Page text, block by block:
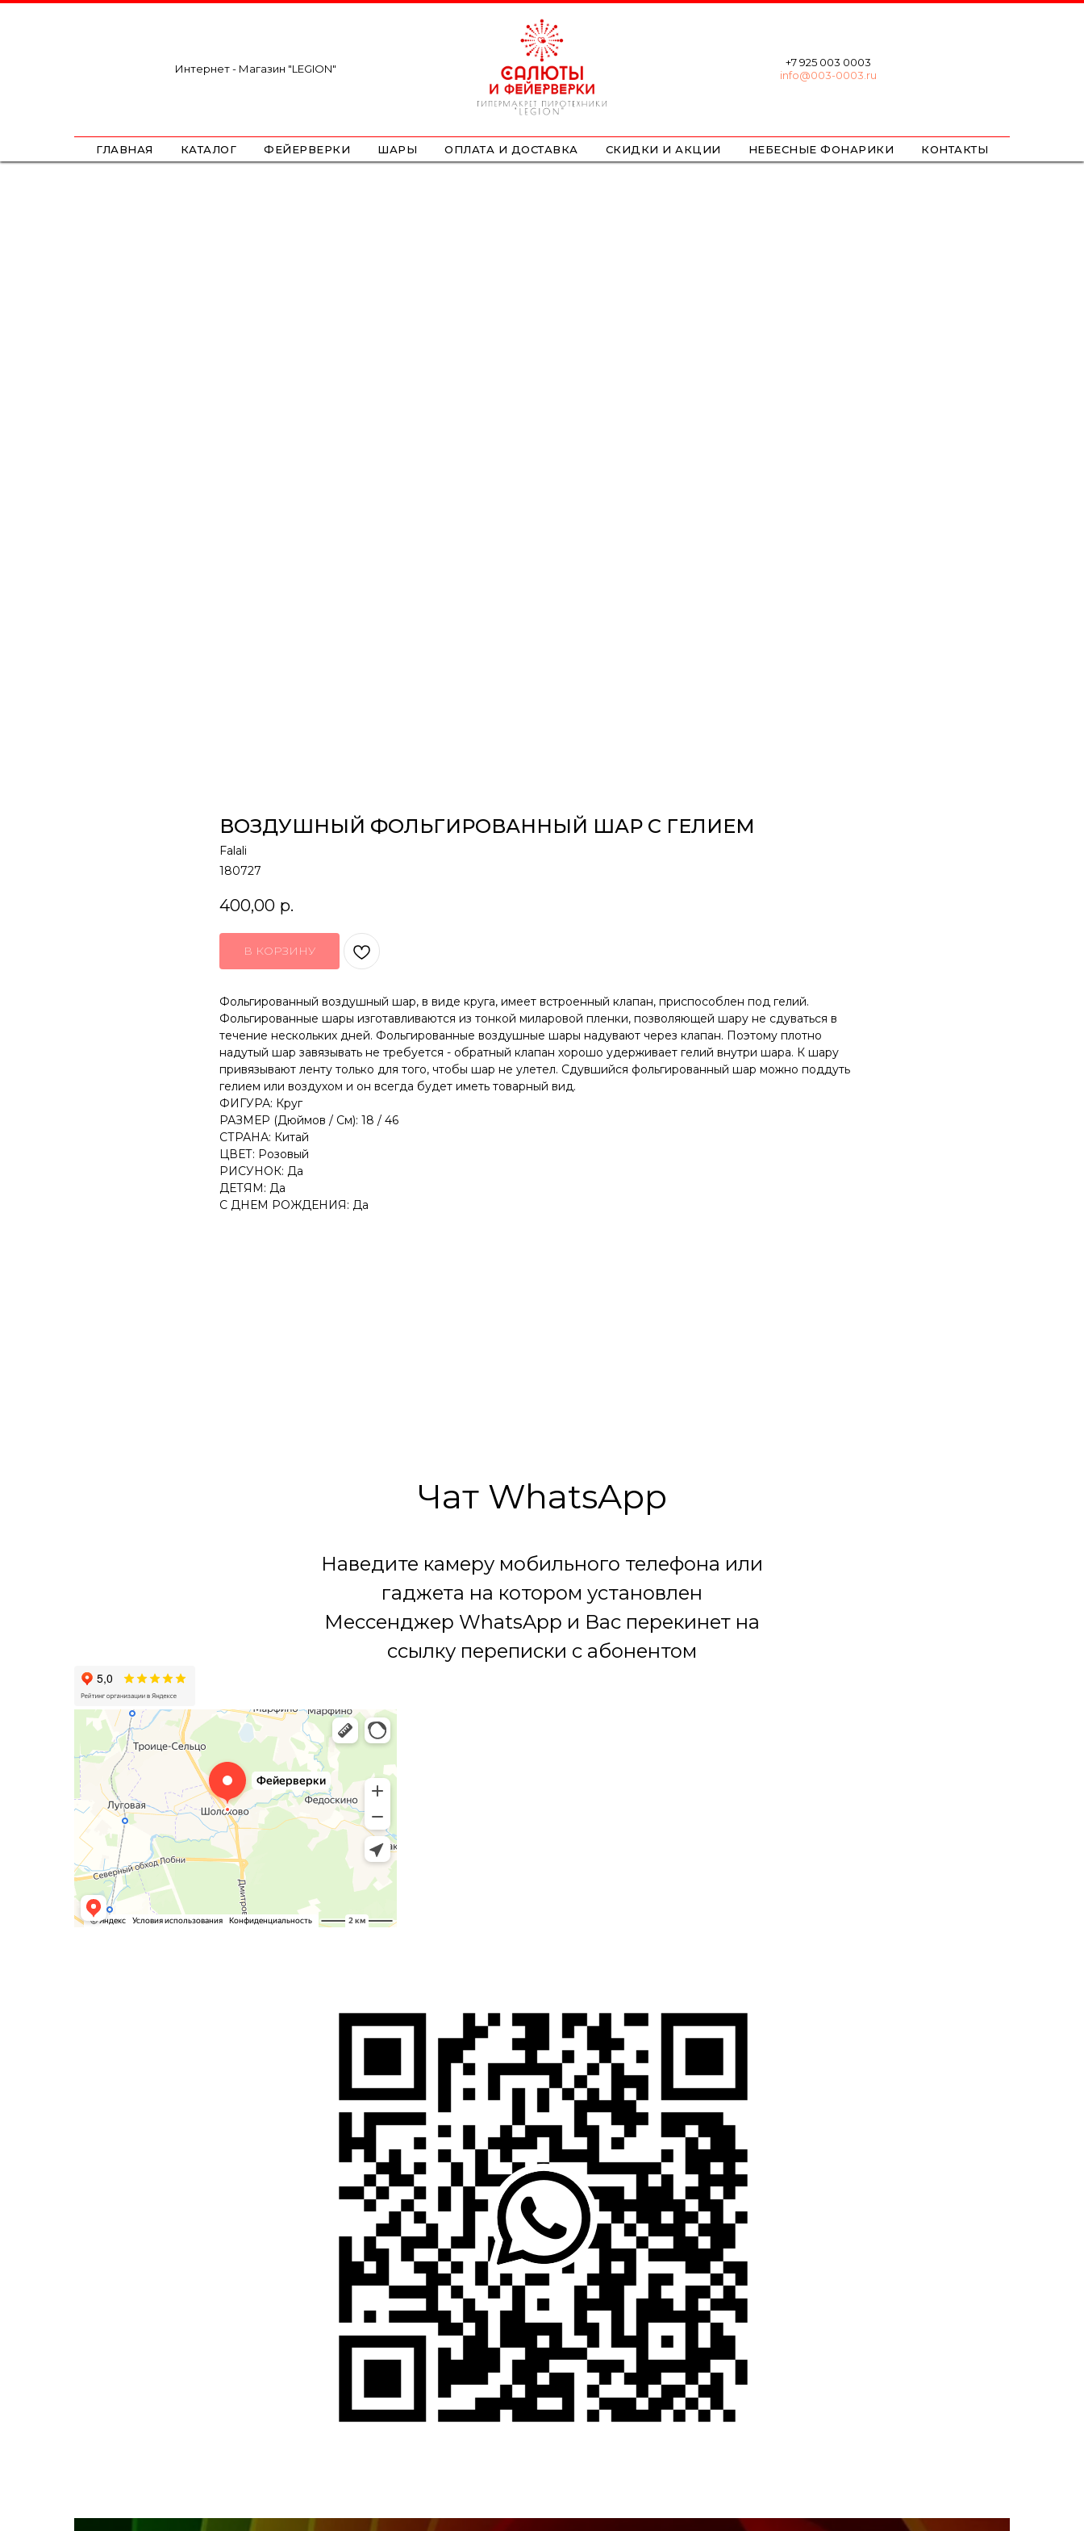
Интернет - Магазин "LEGION"
+7 925 003 0003
info@003-0003.ru
ГЛАВНАЯ КАТАЛОГ ФЕЙЕРВЕРКИ ШАРЫ ОПЛАТА И ДОСТАВКА СКИДКИ И АКЦИИ НЕБЕСНЫЕ ФОНАРИКИ КОНТАКТЫ
ВОЗДУШНЫЙ ФОЛЬГИРОВАННЫЙ ШАР С ГЕЛИЕМ
Falali
180727
400,00 р.
В КОРЗИНУ
Фольгированный воздушный шар, в виде круга, имеет встроенный клапан, приспособлен под гелий.
Фольгированные шары изготавливаются из тонкой миларовой пленки, позволяющей шару не сдуваться в
течение нескольких дней. Фольгированные воздушные шары надувают через клапан. Поэтому плотно
надутый шар завязывать не требуется - обратный клапан хорошо удерживает гелий внутри шара. К шару
привязывают ленту только для того, чтобы шар не улетел. Сдувшийся фольгированный шар можно поддуть
гелием или воздухом и он всегда будет иметь товарный вид.
ФИГУРА: Круг
РАЗМЕР (Дюймов / См): 18 / 46
СТРАНА: Китай
ЦВЕТ: Розовый
РИСУНОК: Да
ДЕТЯМ: Да
С ДНЕМ РОЖДЕНИЯ: Да
Чат WhatsApp
Наведите камеру мобильного телефона или
гаджета на котором установлен
Мессенджер WhatsApp и Вас перекинет на
ссылку переписки с абонентом